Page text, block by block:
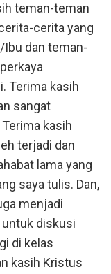
teman-teman
cerita yang
Ibu dan teman-
Terima kasih
sangat
kasih
terjadi dan
lama yang
saya tulis. Dan,
menjadi
untuk diskusi
di kelas
kasih Kristus